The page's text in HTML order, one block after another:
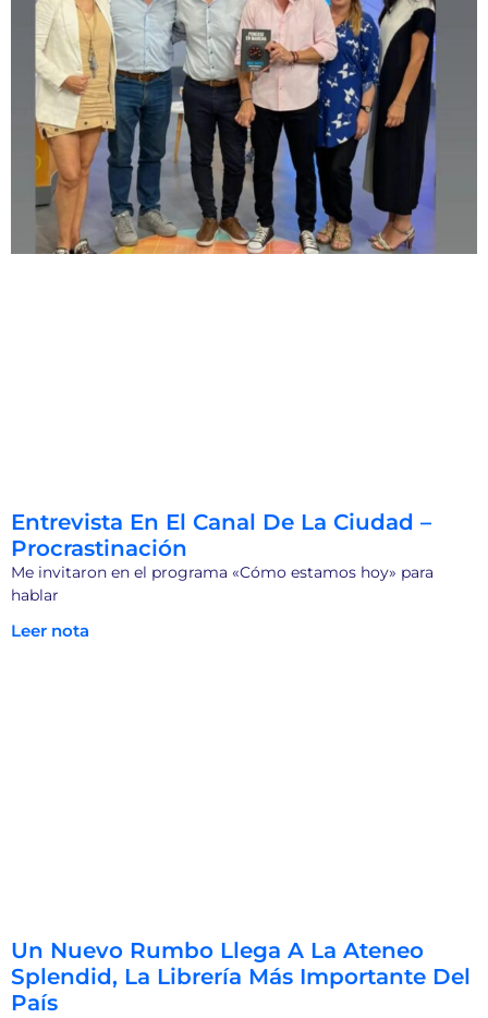
Entrevista En El Canal De La Ciudad –
Procrastinación
Me invitaron en el programa «Cómo estamos hoy» para
hablar
Leer nota
Un Nuevo Rumbo Llega A La Ateneo
Splendid, La Librería Más Importante Del
País